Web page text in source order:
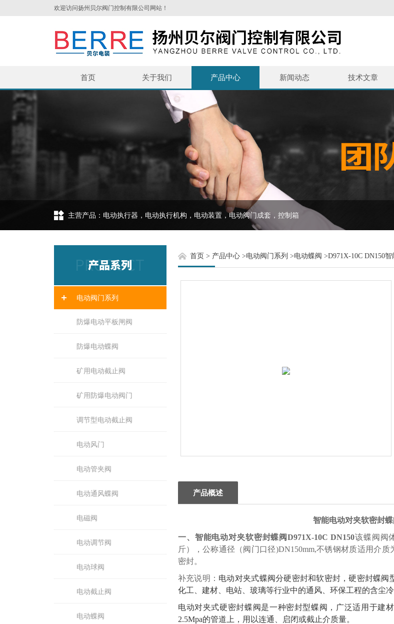
欢迎访问扬州贝尔阀门控制有限公司网站！
首页 关于我们 产品中心 新闻动态 技术文章
主营产品：电动执行器，电动执行机构，电动装置，电动阀门成套，控制箱
电动阀门系列
防爆电动平板闸阀
防爆电动蝶阀
矿用电动截止阀
矿用防爆电动阀门
调节型电动截止阀
电动风门
电动管夹阀
电动通风蝶阀
电磁阀
电动调节阀
电动球阀
电动截止阀
电动蝶阀
首页 > 产品中心>电动阀门系列 >电动蝶阀 >D971X-10C DN150
产品概述
智能电动对夹软密封蝶
一、智能电动对夹软密封蝶阀D971X-10C DN150该蝶阀 阀
斤），公称通径（阀门口径)DN150mm,不锈钢材质适用介质
密封。
补充说明： 电动对夹式蝶阀分硬密封和软密封，硬密封蝶阀
化工、建材、电站、玻璃等行业中的通风、环保工程的含尘
电动对夹式硬密封蝶阀是一种密封型蝶阀，广泛适用于建
2.5Mpa的管道上，用以连通、启闭或截止介质量。